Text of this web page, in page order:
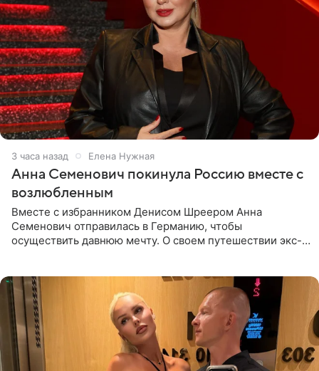
3 часа назад Елена Нужная
Анна Семенович покинула Россию вместе с
возлюбленным
Вместе с избранником Денисом Шреером Анна
Семенович отправилась в Германию, чтобы
осуществить давнюю мечту. О своем путешествии экс-